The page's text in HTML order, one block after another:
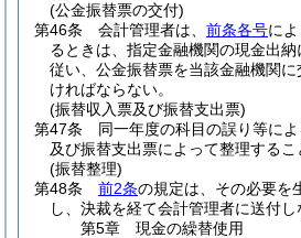
(公金振替票の交付)
第46条
会計管理者は、 前条各号に
るときは、指定金融機関の現金出
従い、公金振替票を当該金融機関
ければならない。
(振替収入票及び振替支出票)
第47条
同一年度の科目の誤り等に
及び振替支出票によって整理するこ
(振替整理)
第48条
前2条の規定は、その必要を
し、決裁を経て会計管理者に送付し
第5章
現金の繰替使用